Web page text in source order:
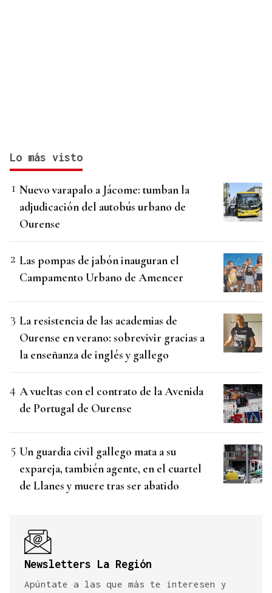
Lo más visto
Nuevo varapalo a Jácome: tumban la
adjudicación del autobús urbano de
Ourense
Las pompas de jabón inauguran el
Campamento Urbano de Amencer
La resistencia de las academias de
Ourense en verano: sobrevivir gracias a
la enseñanza de inglés y gallego
A vueltas con el contrato de la Avenida
de Portugal de Ourense
Un guardia civil gallego mata a su
expareja, también agente, en el cuartel
de Llanes y muere tras ser abatido
Newsletters La Región
Apúntate a las que más te interesen y